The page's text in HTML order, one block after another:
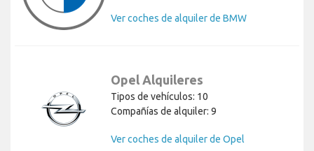
Ver coches de alquiler de BMW
Opel Alquileres
Tipos de vehículos: 10
Compañías de alquiler: 9
Ver coches de alquiler de Opel